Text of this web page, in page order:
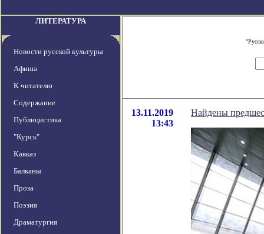
ЛИТЕРАТУРА
Новости русской культуры
Афиша
К читателю
Содержание
Публицистика
"Курск"
Кавказ
Балканы
Проза
Поэзия
Драматургия
13.11.2019
13:43
Найдены